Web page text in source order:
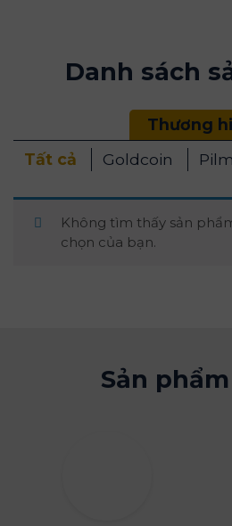
Danh sách
Thương
Tất cả
Goldcoin
Không tìm thấy sản
chọn của bạn.
Sản